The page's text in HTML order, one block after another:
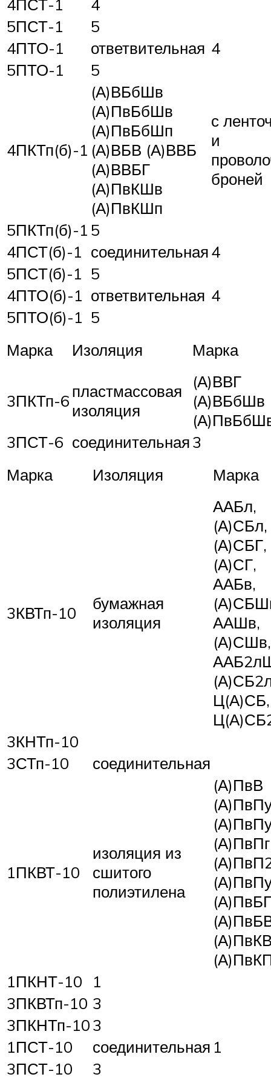
4ПСТ-1
4
5ПСТ-1
5
4ПТО-1
ответвительная 4
5ПТО-1
5
4ПКТп(б)-1
(А)ВБбШв
(А)ПвБбШв
(А)ПвБбШп
(А)ВБВ (А)ВВБ
(А)ВВБГ
(А)ПвКШв
(А)ПвКШп
с
и
броней
5ПКТп(б)-1 5
4ПСТ(б)-1 соединительная4
5ПСТ(б)-1 5
4ПТО(б)-1 ответвительная 4
5ПТО(б)-1 5
Марка
Изоляция Марка
3ПКТп-6пластмассовая
изоляция
(А)ВВГ
(А)ВБбШв
3ПСТ-6 соединительная3
Марка
Изоляция Марка
3КВТп-10
бумажная
изоляция
ААБл,
(А)СБл,
(А)СБГ,
(А)СГ,
ААБв,
ААШв,
(А)СШв,
Ц(А)СБ,
3КНТп-10
3СТп-10
соединительная
1ПКВТ-10
изоляция из
сшитого
полиэтилена
(А)ПвВ
(А)ПвПг
1ПКНТ-10
1
3ПКВТп-10 3
3ПКНТп-103
1ПСТ-10
соединительная 1
3ПСТ-10
3